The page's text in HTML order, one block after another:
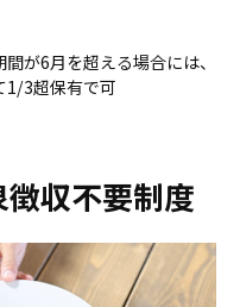
が6月を超える場合には、
1/3超保有で可
収不要制度